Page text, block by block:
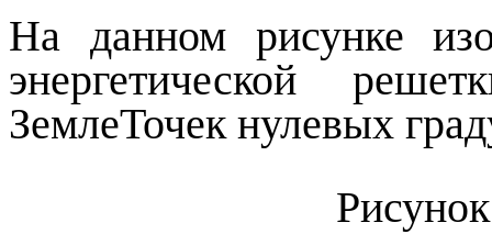
На данном рисунке
энергетической
ЗемлеТочек нулевых